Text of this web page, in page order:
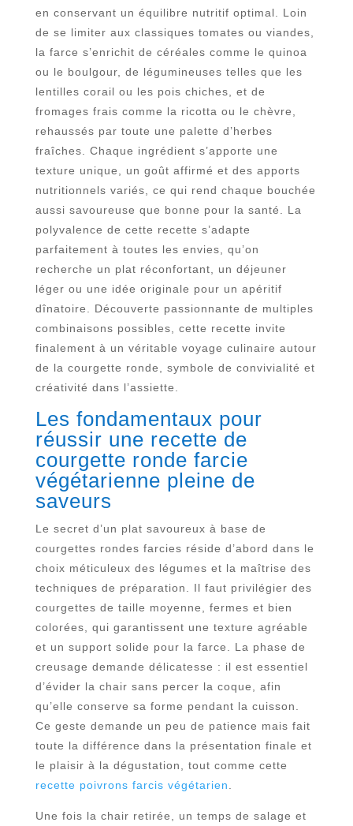
en conservant un équilibre nutritif optimal. Loin
de se limiter aux classiques tomates ou viandes,
la farce s’enrichit de céréales comme le quinoa
ou le boulgour, de légumineuses telles que les
lentilles corail ou les pois chiches, et de
fromages frais comme la ricotta ou le chèvre,
rehaussés par toute une palette d’herbes
fraîches. Chaque ingrédient s’apporte une
texture unique, un goût affirmé et des apports
nutritionnels variés, ce qui rend chaque bouchée
aussi savoureuse que bonne pour la santé. La
polyvalence de cette recette s’adapte
parfaitement à toutes les envies, qu’on
recherche un plat réconfortant, un déjeuner
léger ou une idée originale pour un apéritif
dînatoire. Découverte passionnante de multiples
combinaisons possibles, cette recette invite
finalement à un véritable voyage culinaire autour
de la courgette ronde, symbole de convivialité et
créativité dans l’assiette.
Les fondamentaux pour
réussir une recette de
courgette ronde farcie
végétarienne pleine de
saveurs
Le secret d’un plat savoureux à base de
courgettes rondes farcies réside d’abord dans le
choix méticuleux des légumes et la maîtrise des
techniques de préparation. Il faut privilégier des
courgettes de taille moyenne, fermes et bien
colorées, qui garantissent une texture agréable
et un support solide pour la farce. La phase de
creusage demande délicatesse : il est essentiel
d’évider la chair sans percer la coque, afin
qu’elle conserve sa forme pendant la cuisson.
Ce geste demande un peu de patience mais fait
toute la différence dans la présentation finale et
le plaisir à la dégustation, tout comme cette
recette poivrons farcis végétarien
Une fois la chair retirée, un temps de salage et